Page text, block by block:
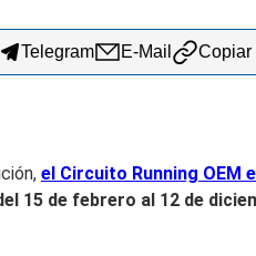
Telegram E-Mail Copiar
el Circuito Running OEM
15 de febrero al 12 de